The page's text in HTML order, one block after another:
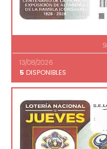
13/08/2026
5 DISPONIBLES